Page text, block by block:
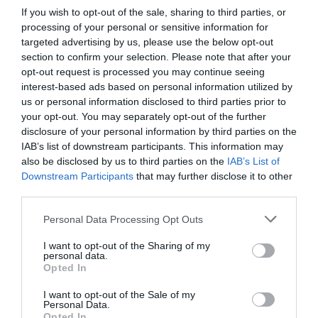
If you wish to opt-out of the sale, sharing to third parties, or
processing of your personal or sensitive information for
targeted advertising by us, please use the below opt-out
section to confirm your selection. Please note that after your
opt-out request is processed you may continue seeing
interest-based ads based on personal information utilized by
us or personal information disclosed to third parties prior to
your opt-out. You may separately opt-out of the further
disclosure of your personal information by third parties on the
IAB’s list of downstream participants. This information may
also be disclosed by us to third parties on the IAB’s List of
Downstream Participants that may further disclose it to other
Please note that this website/app uses one or more Google
not limited to your visit or usage behaviour. You may click to
grant or deny consent to Google and its third-party tags to
use your data for below specified purposes in below Google
consent section.
Personal Data Processing Opt Outs
I want to opt-out of the Sharing of my
personal data.
Opted In
I want to opt-out of the Sale of my
Personal Data.
rezsistop rezsiszámla földgáz számlázás
kedvezmény mvm